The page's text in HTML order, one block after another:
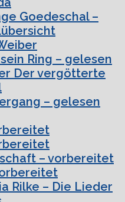
Goedeschal –
Ring – gelesen
Der vergötterte
– gelesen
– vorbereitet
Rilke – Die Lieder